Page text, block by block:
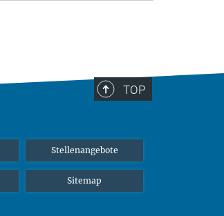
TOP
Stellenangebote
Sitemap